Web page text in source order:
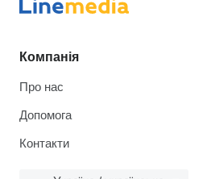
Компанія
Про нас
Допомога
Контакти